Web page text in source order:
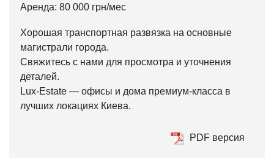
Аренда: 80 000 грн/мес
Хорошая транспортная развязка на основные
магистрали города.
Свяжитесь с нами для просмотра и уточнения
деталей.
Lux-Estate — офисы и дома премиум-класса в
лучших локациях Киева.
PDF версия